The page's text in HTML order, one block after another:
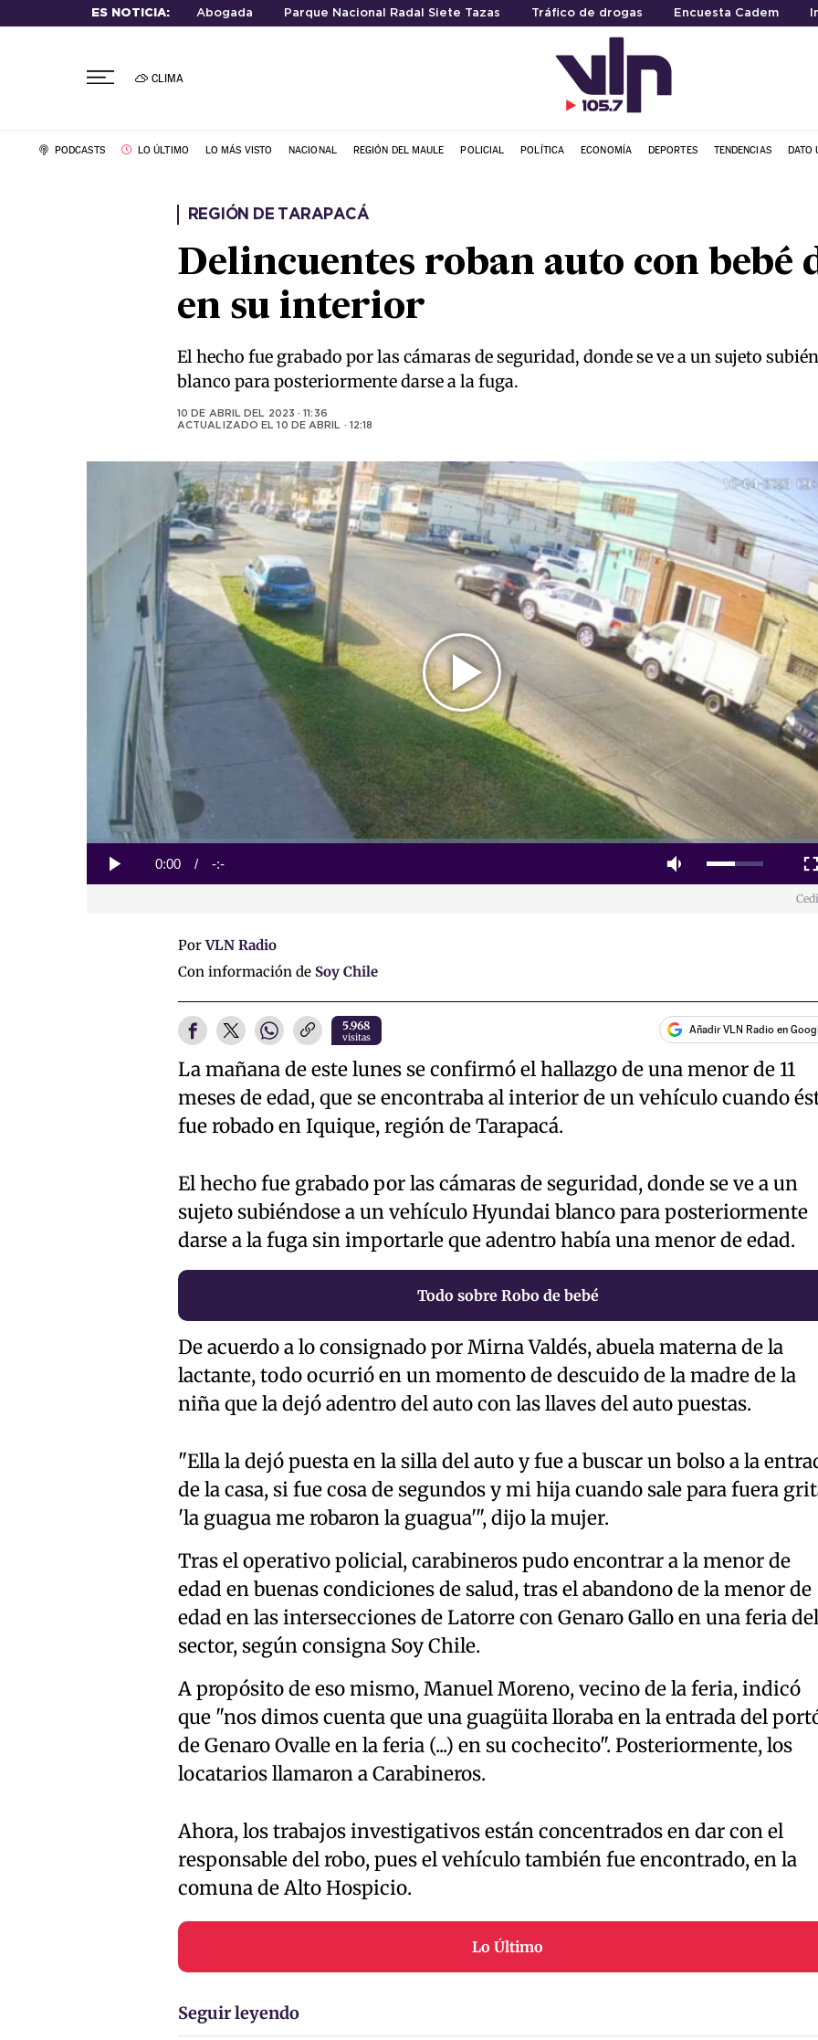
ES NOTICIA: Abogada Parque Nacional Radal Siete Tazas Tráfico de drogas Encuesta Cadem
CLIMA
PODCASTS LO ÚLTIMO LO MÁS VISTO NACIONAL REGIÓN DEL MAULE POLICIAL POLÍTICA ECONOMÍA DEPORTES TENDENCIAS DATO
REGIÓN DE TARAPACÁ
Delincuentes roban auto con bebé
en su interior
El hecho fue grabado por las cámaras de seguridad, donde se ve a un sujeto
blanco para posteriormente darse a la fuga.
10 DE ABRIL DEL 2023 · 11:36
ACTUALIZADO EL10 DE ABRIL · 12:18
Play
Video
Play Mute
Current
0:00 / Duration
-:-
Loaded:
PorVLN Radio
Con información de Soy Chile
5.968
visitas
Añadir VLN Radio en
La mañana de este lunes se confirmó el hallazgo de una menor de 11
meses de edad, que se encontraba al interior de un vehículo cuando
fue robado en Iquique, región de Tarapacá.
El hecho fue grabado por las cámaras de seguridad, donde se ve a un
sujeto subiéndose a un vehículo Hyundai blanco para posteriormente
darse a la fuga sin importarle que adentro había una menor de edad.
Todo sobre Robo de bebé
De acuerdo a lo consignado por Mirna Valdés, abuela materna de la
lactante, todo ocurrió en un momento de descuido de la madre de la
niña que la dejó adentro del auto con las llaves del auto puestas.
"Ella la dejó puesta en la silla del auto y fue a buscar un bolso a la
de la casa, si fue cosa de segundos y mi hija cuando sale para fuera
'la guagua me robaron la guagua'", dijo la mujer.
Tras el operativo policial, carabineros pudo encontrar a la menor de
edad en buenas condiciones de salud, tras el abandono de la menor de
edad en las intersecciones de Latorre con Genaro Gallo en una feria del
sector, según consigna Soy Chile.
A propósito de eso mismo, Manuel Moreno, vecino de la feria, indicó
que "nos dimos cuenta que una guagüita lloraba en la entrada del
de Genaro Ovalle en la feria (...) en su cochecito". Posteriormente, los
locatarios llamaron a Carabineros.
Ahora, los trabajos investigativos están concentrados en dar con el
responsable del robo, pues el vehículo también fue encontrado, en la
comuna de Alto Hospicio.
Lo Último
Seguir leyendo